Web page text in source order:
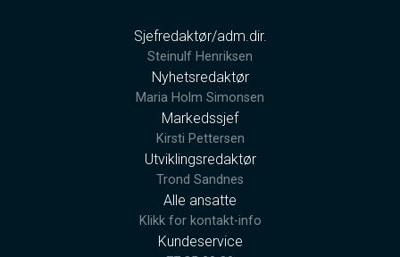
Sjefredaktør/adm.dir.
Steinulf Henriksen
Nyhetsredaktør
Maria Holm Simonsen
Markedssjef
Kirsti Pettersen
Utviklingsredaktør
Trond Sandnes
Alle ansatte
Klikk for kontakt-info
Kundeservice